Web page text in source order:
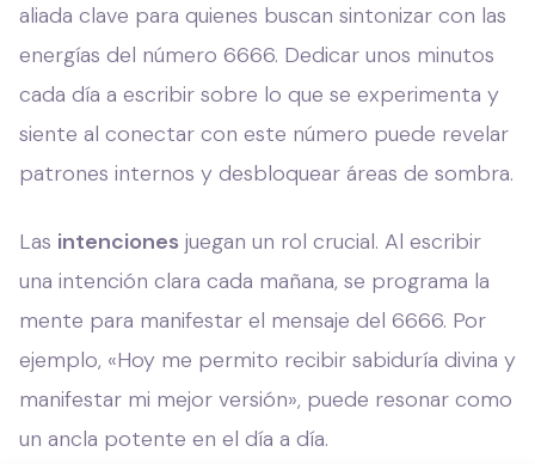
aliada clave para quienes buscan sintonizar con las
energías del número 6666. Dedicar unos minutos
cada día a escribir sobre lo que se experimenta y
siente al conectar con este número puede revelar
patrones internos y desbloquear áreas de sombra.
Las intenciones juegan un rol crucial. Al escribir
una intención clara cada mañana, se programa la
mente para manifestar el mensaje del 6666. Por
ejemplo, «Hoy me permito recibir sabiduría divina y
manifestar mi mejor versión», puede resonar como
un ancla potente en el día a día.